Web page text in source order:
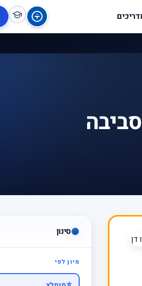
סינון
מיון לפי